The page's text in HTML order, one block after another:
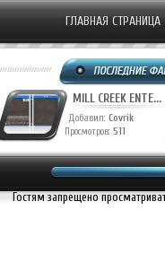
ГЛАВНАЯ СТРАНИЦА
MILL CREEK ENTE...
Добавил: Covrik
Просмотров: 511
Гостям запрещено